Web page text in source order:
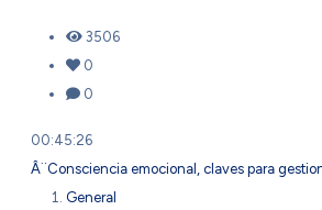
3506
0
0
00:45:26
Â¨Consciencia emocional, claves para
General